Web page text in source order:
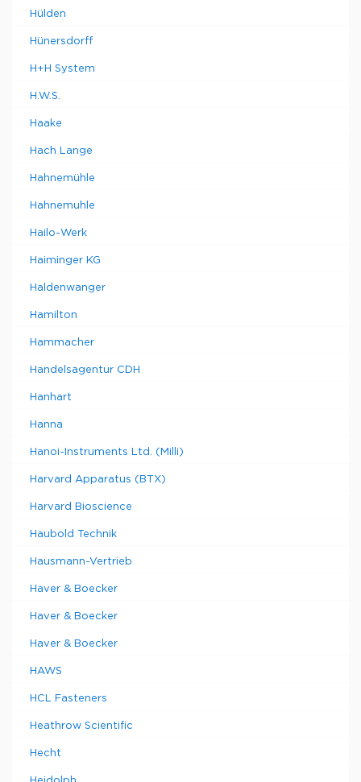
Hülden
Hünersdorff
H+H System
H.W.S.
Haake
Hach Lange
Hahnemühle
Hahnemuhle
Hailo-Werk
Haiminger KG
Haldenwanger
Hamilton
Hammacher
Handelsagentur CDH
Hanhart
Hanna
Hanoi-Instruments Ltd. (Milli)
Harvard Apparatus (BTX)
Harvard Bioscience
Haubold Technik
Hausmann-Vertrieb
Haver & Boecker
Haver & Boecker
Haver & Boecker
HAWS
HCL Fasteners
Heathrow Scientific
Hecht